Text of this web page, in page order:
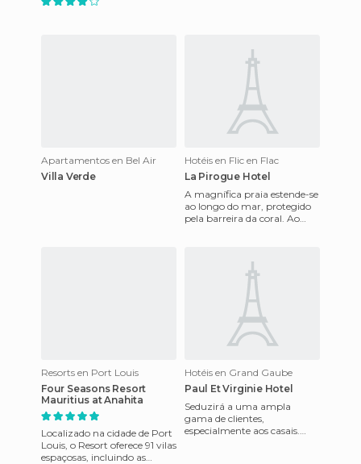
Apartamentos en Bel Air
Villa Verde
Hotéis en Flic en Flac
La Pirogue Hotel
A magnífica praia estende-se
ao longo do mar, protegido
pela barreira da coral. Ao
Resorts en Port Louis
Four Seasons Resort
Mauritius at Anahita
Localizado na cidade de Port
Louis, o Resort oferece 91 vilas
espaçosas, incluindo as
Hotéis en Grand Gaube
Paul Et Virginie Hotel
Seduzirá a uma ampla
gama de clientes,
especialmente aos casais.